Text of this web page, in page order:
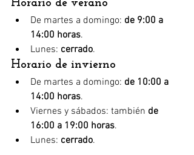
Horario de verano
De martes a domingo: de 9:00 a
14:00 horas.
Lunes: cerrado.
Horario de invierno
De martes a domingo: de 10:00 a
14:00 horas.
Viernes y sábados: también de
16:00 a 19:00 horas.
Lunes: cerrado.